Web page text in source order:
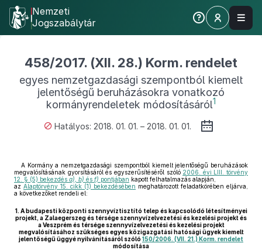
Nemzeti
Jogszabálytár
458/2017. (XII. 28.) Korm. rendelet
egyes nemzetgazdasági szempontból kiemelt
jelentőségű beruházásokra vonatkozó
kormányrendeletek módosításáról1
Hatályos: 2018. 01. 01. – 2018. 01. 01.
A Kormány a nemzetgazdasági szempontból kiemelt jelentőségű beruházások
megvalósításának gyorsításáról és egyszerűsítéséről szóló 2006. évi LIII. törvény
12. § (5) bekezdés a), b) és f) pontjában kapott felhatalmazás alapján,
az Alaptörvény 15. cikk (1) bekezdésében meghatározott feladatkörében eljárva,
a következőket rendeli el:
1. A budapesti központi szennyvíztisztító telep és kapcsolódó létesítményei
projekt, a Zalaegerszeg és térsége szennyvízelvezetési és kezelési projekt és
a Veszprém és térsége szennyvízelvezetési és kezelési projekt
megvalósításához szükséges egyes közigazgatási hatósági ügyek kiemelt
jelentőségű üggyé nyilvánításáról szóló 150/2006. (VII. 21.) Korm. rendelet
módosítása